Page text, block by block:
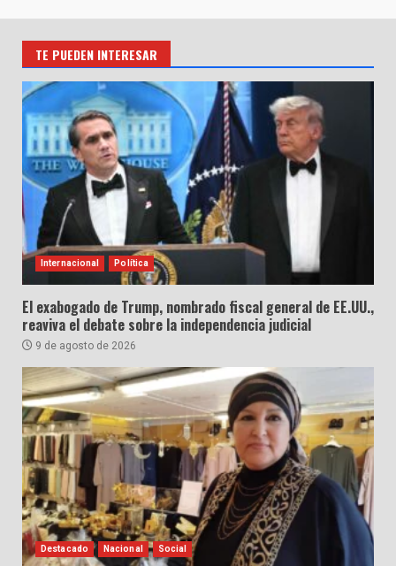
TE PUEDEN INTERESAR
Internacional Política
El exabogado de Trump, nombrado fiscal general de EE.UU.,
reaviva el debate sobre la independencia judicial
9 de agosto de 2026
Destacado Nacional Social